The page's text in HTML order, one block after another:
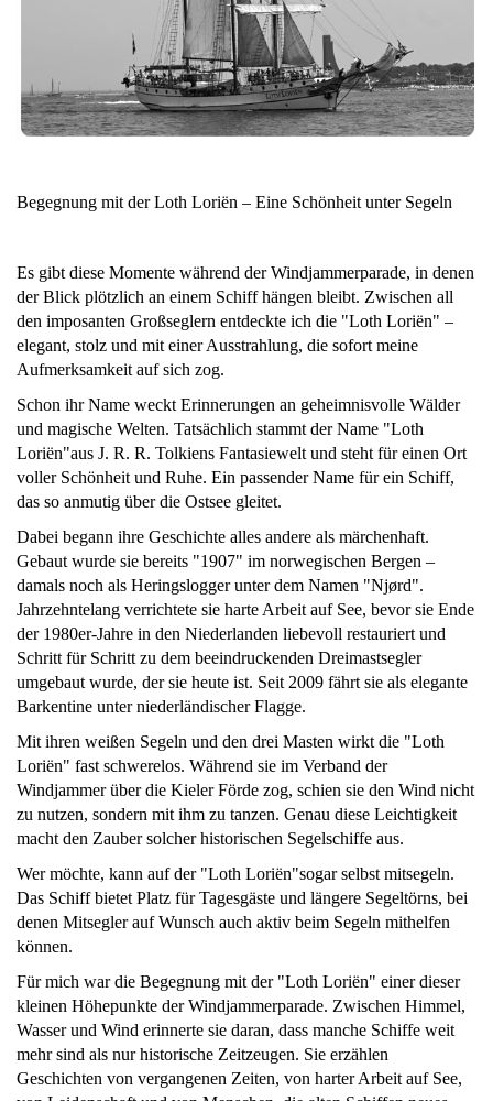
Begegnung mit der Loth Loriën – Eine Schönheit unter Segeln
Es gibt diese Momente während der Windjammerparade, in denen
der Blick plötzlich an einem Schiff hängen bleibt. Zwischen all
den imposanten Großseglern entdeckte ich die "Loth Loriën" –
elegant, stolz und mit einer Ausstrahlung, die sofort meine
Aufmerksamkeit auf sich zog.
Schon ihr Name weckt Erinnerungen an geheimnisvolle Wälder
und magische Welten. Tatsächlich stammt der Name "Loth
Loriën"aus J. R. R. Tolkiens Fantasiewelt und steht für einen Ort
voller Schönheit und Ruhe. Ein passender Name für ein Schiff,
das so anmutig über die Ostsee gleitet.
Dabei begann ihre Geschichte alles andere als märchenhaft.
Gebaut wurde sie bereits "1907" im norwegischen Bergen –
damals noch als Heringslogger unter dem Namen "Njørd".
Jahrzehntelang verrichtete sie harte Arbeit auf See, bevor sie Ende
der 1980er-Jahre in den Niederlanden liebevoll restauriert und
Schritt für Schritt zu dem beeindruckenden Dreimastsegler
umgebaut wurde, der sie heute ist. Seit 2009 fährt sie als elegante
Barkentine unter niederländischer Flagge.
Mit ihren weißen Segeln und den drei Masten wirkt die "Loth
Loriën" fast schwerelos. Während sie im Verband der
Windjammer über die Kieler Förde zog, schien sie den Wind nicht
zu nutzen, sondern mit ihm zu tanzen. Genau diese Leichtigkeit
macht den Zauber solcher historischen Segelschiffe aus.
Wer möchte, kann auf der "Loth Loriën"sogar selbst mitsegeln.
Das Schiff bietet Platz für Tagesgäste und längere Segeltörns, bei
denen Mitsegler auf Wunsch auch aktiv beim Segeln mithelfen
können.
Für mich war die Begegnung mit der "Loth Loriën" einer dieser
kleinen Höhepunkte der Windjammerparade. Zwischen Himmel,
Wasser und Wind erinnerte sie daran, dass manche Schiffe weit
mehr sind als nur historische Zeitzeugen. Sie erzählen
Geschichten von vergangenen Zeiten, von harter Arbeit auf See,